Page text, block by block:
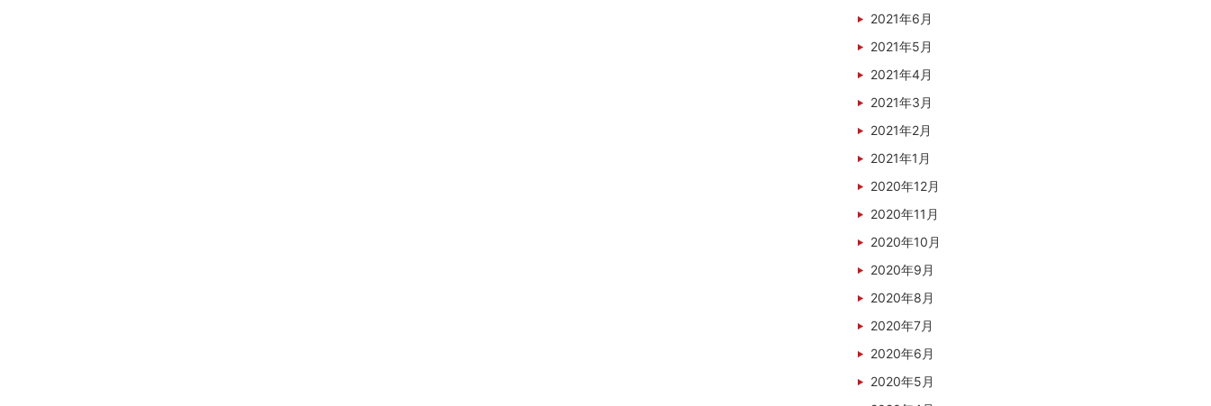
2021年6月
2021年5月
2021年4月
2021年3月
2021年2月
2021年1月
2020年12月
2020年11月
2020年10月
2020年9月
2020年8月
2020年7月
2020年6月
2020年5月